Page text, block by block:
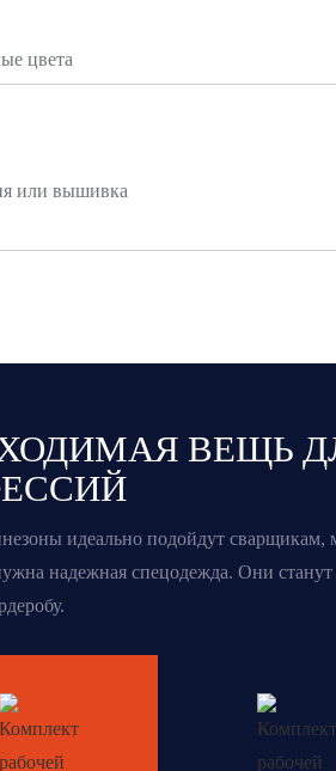
цвета
или вышивка
ВЕЩЬ
идеально подойдут сварщикам,
надежная спецодежда. Они